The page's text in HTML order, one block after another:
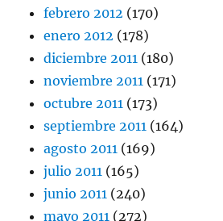
febrero 2012 (170)
enero 2012 (178)
diciembre 2011 (180)
noviembre 2011 (171)
octubre 2011 (173)
septiembre 2011 (164)
agosto 2011 (169)
julio 2011 (165)
junio 2011 (240)
mayo 2011 (272)